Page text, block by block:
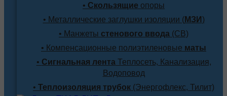
• Скользящие опоры
• Металлические заглушки изоляции (МЗИ )
• Манжеты стенового ввода (СВ)
• Компенсационные полиэтиленовые маты
• Сигнальная лентаТеплосеть, Канализация,
Водоповод
• Теплоизоляция трубок (Энергофлекс, Тилит)